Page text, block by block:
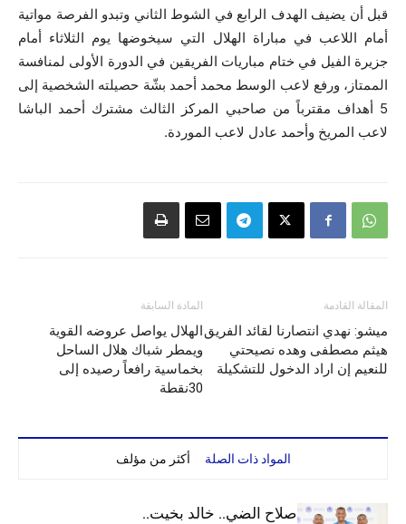
قبل أن يضيف الهدف الرابع في الشوط الثاني وتبدو الفرصة مواتية
أمام اللاعب في مباراة الهلال التي سيخوضها يوم الثلاثاء أمام
جزيرة الفيل في ختام مباريات الفريقين في الدورة الأولى لمنافسة
الممتاز، ورفع لاعب الوسط محمد أحمد بشّة حصيلته الشخصية إلى
5 أهداف مقترباً من صاحبي المركز الثالث مشترك أحمد الباشا
لاعب المريخ وأحمد عادل لاعب الموردة.
المادة السابقة
الهلال يواصل عروضه القوية
ويمطر شباك هلال الساحل
بخماسية رافعاً رصيده إلى
30نقطة
المقالة القادمة
ميشو: نهدي انتصارنا لقائد الفريق
هيثم مصطفى وهده نصيحتي
للنعيم إن اراد الدخول للتشكيلة
المواد ذات الصلة أكثر من مؤلف
الهلال يعيد قيد صلاح الضي.. خالد بخيت..